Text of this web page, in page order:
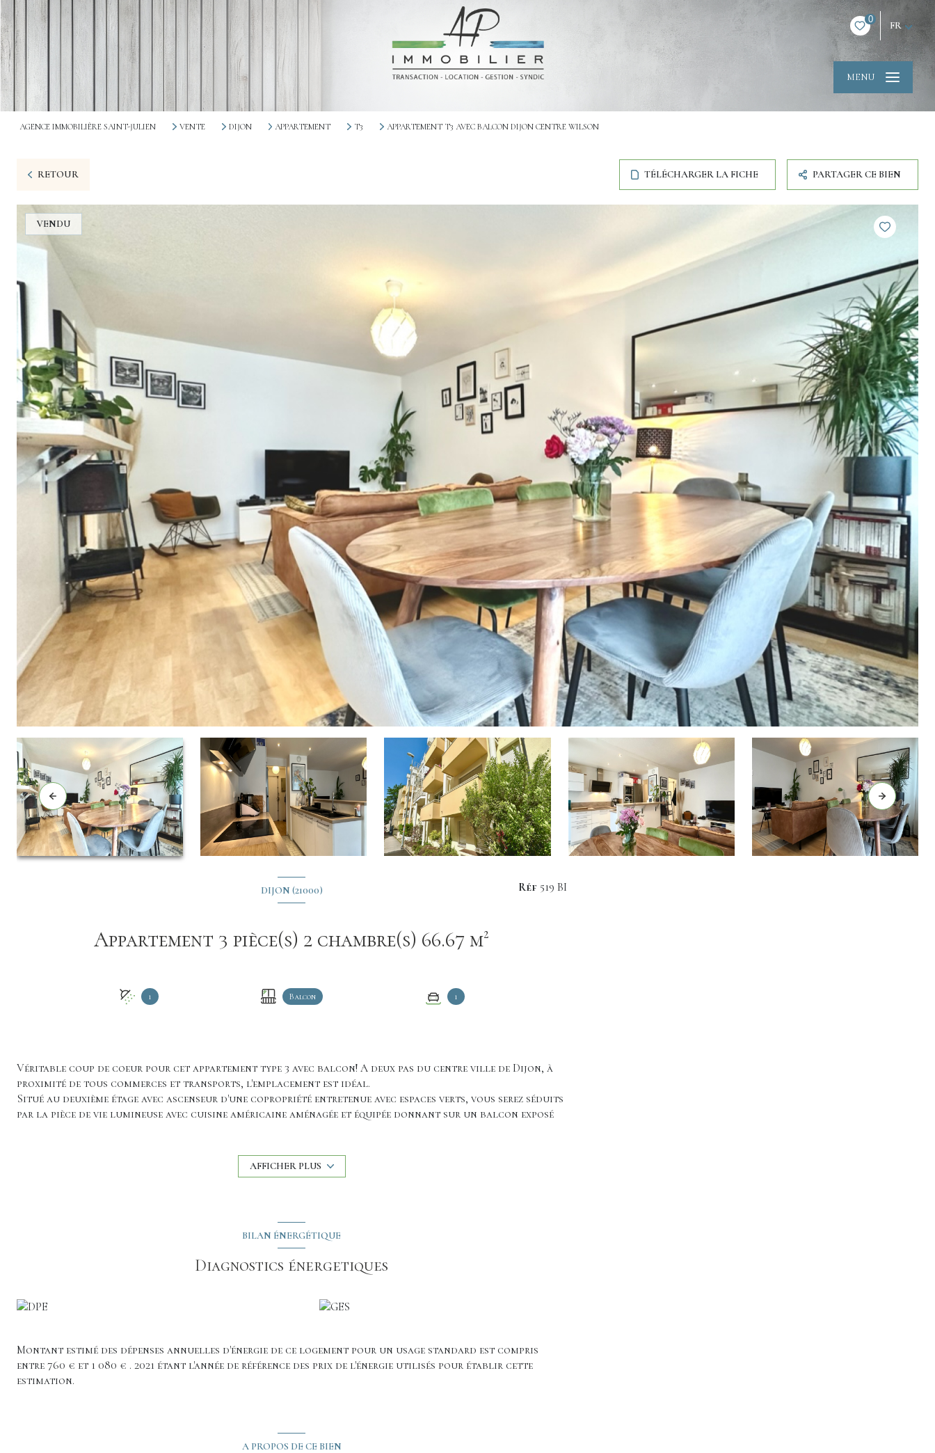
0
FR
MENU
AGENCE IMMOBILIÈRE SAINT-JULIEN VENTE DIJON APPARTEMENT T3 APPARTEMENT T3 AVEC BALCON DIJON CENTRE WILSON
RETOUR TÉLÉCHARGER LA FICHE PARTAGER CE BIEN
VENDU
DIJON (21000)
Appartement 3 pièce(s) 2 chambre(s) 66.67 m²
1 Balcon 1
Réf 519 BI
Véritable coup de coeur pour cet appartement type 3 avec balcon! A deux pas du centre ville de Dijon, à
proximité de tous commerces et transports, l'emplacement est idéal.
Situé au deuxième étage avec ascenseur d'une copropriété entretenue avec espaces verts, vous serez séduits
par la pièce de vie lumineuse avec cuisine américaine aménagée et équipée donnant sur un balcon exposé
douche, un meuble vasque et un emplacement machine à laver et enfin d'un wc indépendant. Une place de
AFFICHER PLUS
BILAN ÉNERGÉTIQUE
Diagnostics énergetiques
Montant estimé des dépenses annuelles d'énergie de ce logement pour un usage standard est compris
entre 760 € et 1 080 € . 2021 étant l'année de référence des prix de l'énergie utilisés pour établir cette
estimation.
A PROPOS DE CE BIEN